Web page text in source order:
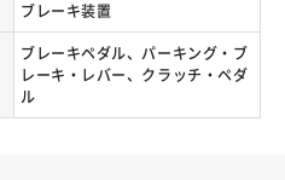
ブレーキ装置
ブレーキペダル、パーキング・ブ
レーキ・レバー、クラッチ・ペダ
ル